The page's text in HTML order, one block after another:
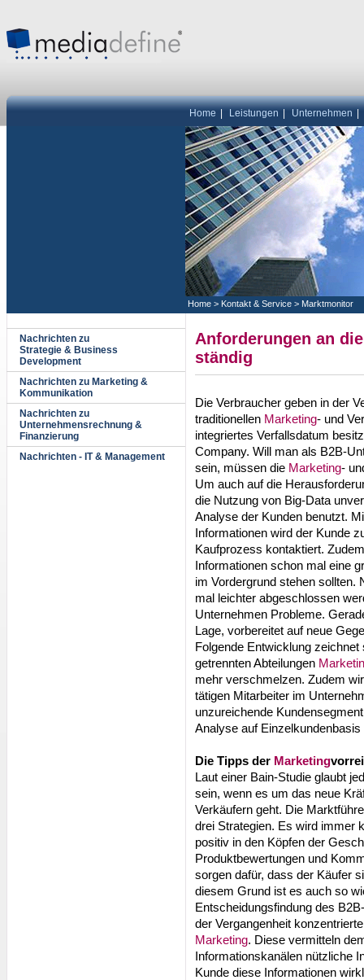
Home Leistungen Unternehmen
Home > Kontakt & Service > Marktmonitor
Nachrichten zu
Strategie & Business
Development
Nachrichten zu Marketing &
Kommunikation
Nachrichten zu
Unternehmensrechnung &
Finanzierung
Nachrichten - IT & Management
Anforderungen an
ständig
Die Verbraucher geben in der
traditionellen Marketing- und
integriertes Verfallsdatum
Company. Will man als B2B-
sein, müssen die Marketing-
Um auch auf die
die Nutzung von Big-Data
Analyse der Kunden benutzt.
Informationen wird der Kunde
Kaufprozess kontaktiert.
Informationen schon mal eine
im Vordergrund stehen sollten.
mal leichter abgeschlossen
Unternehmen Probleme.
Lage, vorbereitet auf neue
Folgende Entwicklung
getrennten Abteilungen
mehr verschmelzen. Zudem
tätigen Mitarbeiter im
unzureichende
Analyse auf
Die Tipps der Marketing
Laut einer Bain-Studie glaubt
sein, wenn es um das neue
Verkäufern geht. Die
drei Strategien. Es wird immer
positiv in den Köpfen der
Produktbewertungen und
sorgen dafür, dass der Käufer
diesem Grund ist es auch so
Entscheidungsfindung des
der Vergangenheit
Marketing. Diese vermitteln
Informationskanälen nützliche
Kunde diese Informationen